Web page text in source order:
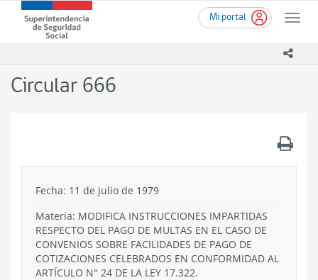
contenido
Mi portal
Toggle
Superintendencia
de
-
Circular 666
Fecha: 11 de julio de 1979
Materia: MODIFICA INSTRUCCIONES IMPARTIDAS
RESPECTO DEL PAGO DE MULTAS EN EL CASO DE
CONVENIOS SOBRE FACILIDADES DE PAGO DE
COTIZACIONES CELEBRADOS EN CONFORMIDAD AL
ARTÍCULO N° 24 DE LA LEY 17.322.